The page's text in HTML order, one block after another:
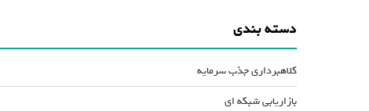
دسته بندی
کلاهبرداری جذب سرمایه
بازاریابی شبکه ای